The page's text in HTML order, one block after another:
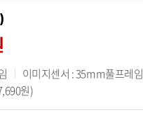
이미지센서 : 35mm풀프레
원)